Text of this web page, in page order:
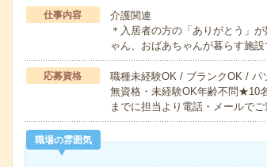
仕事内容
介護関連
＊入居者の方の「ありがとう」
ゃん、おばあちゃんが暮らす施
応募資格
職種未経験OK / ブランクOK / パ
無資格・未経験OK年齢不問★10
までに担当より電話・メールで
職場の雰囲気